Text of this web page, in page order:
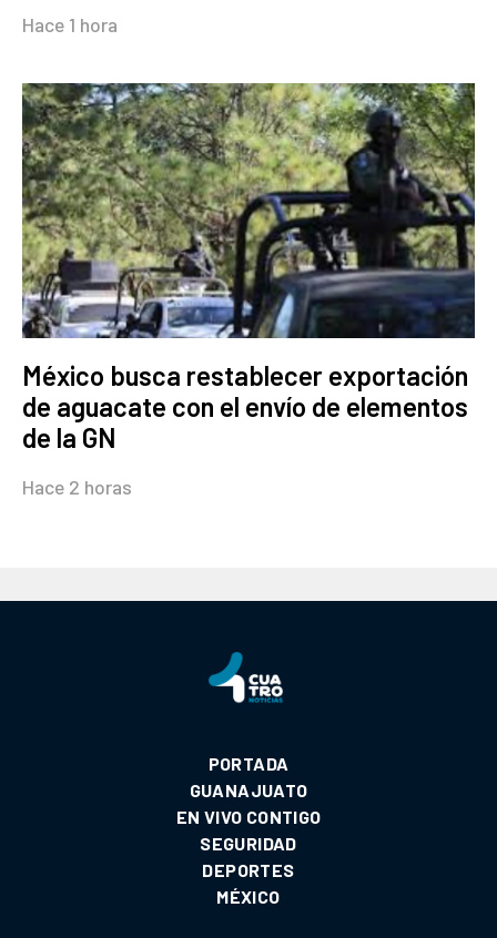
Hace 1 hora
México busca restablecer exportación
de aguacate con el envío de elementos
de la GN
Hace 2 horas
PORTADA
GUANAJUATO
EN VIVO CONTIGO
SEGURIDAD
DEPORTES
MÉXICO